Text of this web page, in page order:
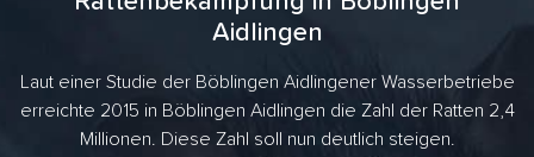
Aidlingen
Laut einer Studie der Böblingen Aidlingener Wasserbetriebe
erreichte 2015 in Böblingen Aidlingen die Zahl der Ratten 2,4
Millionen. Diese Zahl soll nun deutlich steigen.